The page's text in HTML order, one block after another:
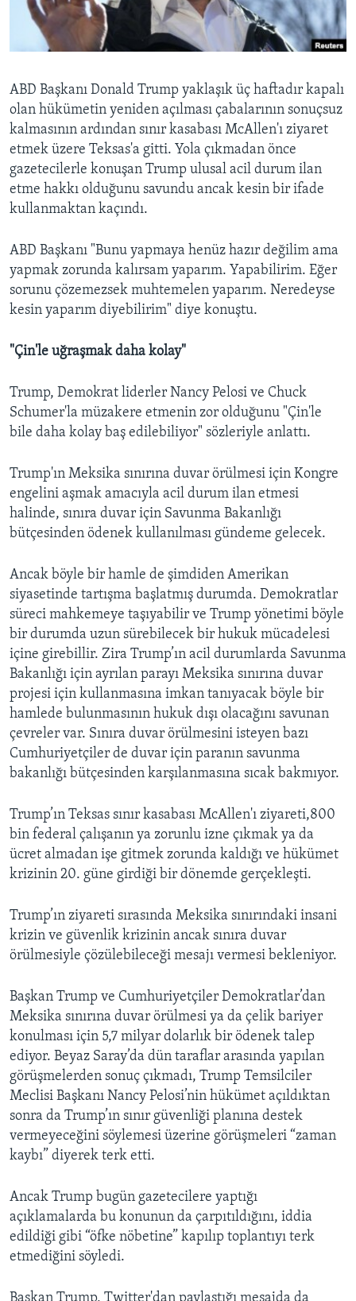
HAYATTAN
SANAT
BIZI TAKIP EDIN
Diller
ABD Başkanı Donald Trump yaklaşık üç haftadır kapalı
olan hükümetin yeniden açılması çabalarının sonuçsuz
kalmasının ardından sınır kasabası McAllen'ı ziyaret
etmek üzere Teksas'a gitti. Yola çıkmadan önce
gazetecilerle konuşan Trump ulusal acil durum ilan
etme hakkı olduğunu savundu ancak kesin bir ifade
kullanmaktan kaçındı.
ABD Başkanı "Bunu yapmaya henüz hazır değilim ama
yapmak zorunda kalırsam yaparım. Yapabilirim. Eğer
sorunu çözemezsek muhtemelen yaparım. Neredeyse
kesin yaparım diyebilirim" diye konuştu.
"Çin'le uğraşmak daha kolay"
Trump, Demokrat liderler Nancy Pelosi ve Chuck
Schumer'la müzakere etmenin zor olduğunu "Çin'le
bile daha kolay baş edilebiliyor" sözleriyle anlattı.
Trump'ın Meksika sınırına duvar örülmesi için Kongre
engelini aşmak amacıyla acil durum ilan etmesi
halinde, sınıra duvar için Savunma Bakanlığı
bütçesinden ödenek kullanılması gündeme gelecek.
Ancak böyle bir hamle de şimdiden Amerikan
siyasetinde tartışma başlatmış durumda. Demokratlar
süreci mahkemeye taşıyabilir ve Trump yönetimi böyle
bir durumda uzun sürebilecek bir hukuk mücadelesi
içine girebillir. Zira Trump’ın acil durumlarda Savunma
Bakanlığı için ayrılan parayı Meksika sınırına duvar
projesi için kullanmasına imkan tanıyacak böyle bir
hamlede bulunmasının hukuk dışı olacağını savunan
çevreler var. Sınıra duvar örülmesini isteyen bazı
Cumhuriyetçiler de duvar için paranın savunma
bakanlığı bütçesinden karşılanmasına sıcak bakmıyor.
Trump’ın Teksas sınır kasabası McAllen'ı ziyareti,800
bin federal çalışanın ya zorunlu izne çıkmak ya da
ücret almadan işe gitmek zorunda kaldığı ve hükümet
krizinin 20. güne girdiği bir dönemde gerçekleşti.
Trump’ın ziyareti sırasında Meksika sınırındaki insani
krizin ve güvenlik krizinin ancak sınıra duvar
örülmesiyle çözülebileceği mesajı vermesi bekleniyor.
Başkan Trump ve Cumhuriyetçiler Demokratlar’dan
Meksika sınırına duvar örülmesi ya da çelik bariyer
konulması için 5,7 milyar dolarlık bir ödenek talep
ediyor. Beyaz Saray’da dün taraflar arasında yapılan
görüşmelerden sonuç çıkmadı, Trump Temsilciler
Meclisi Başkanı Nancy Pelosi’nin hükümet açıldıktan
sonra da Trump’ın sınır güvenliği planına destek
vermeyeceğini söylemesi üzerine görüşmeleri “zaman
kaybı” diyerek terk etti.
Ancak Trump bugün gazetecilere yaptığı
açıklamalarda bu konunun da çarpıtıldığını, iddia
edildiği gibi “öfke nöbetine” kapılıp toplantıyı terk
etmediğini söyledi.